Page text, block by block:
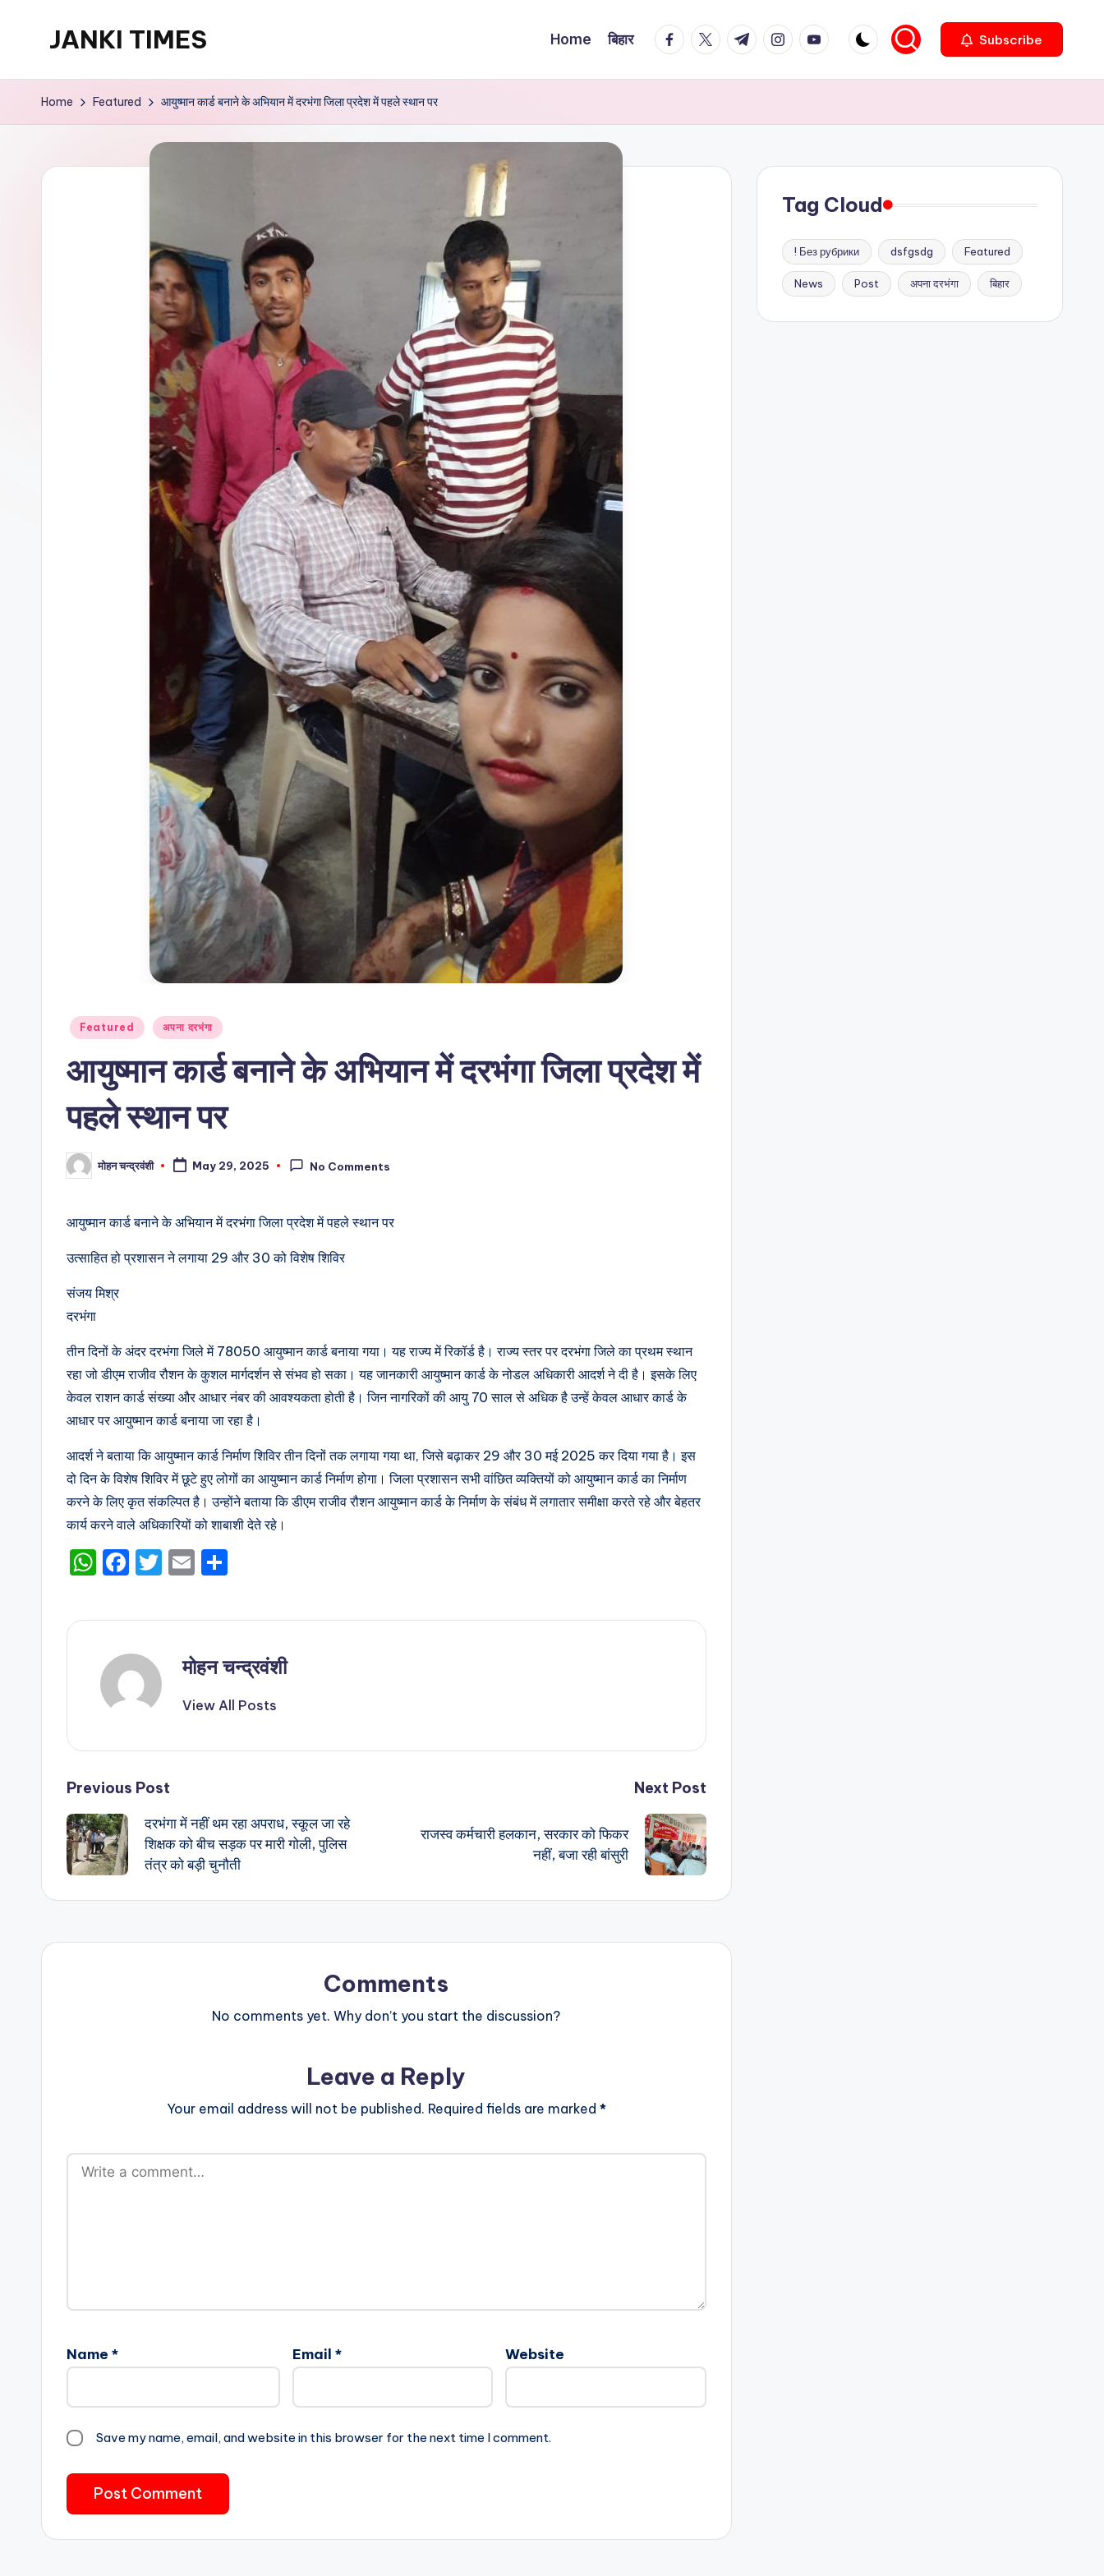
JANKI TIMES
Hindi
Portal
Home बिहार facebook.com
twitter.com
t.me instagram.com
youtube.com Subscribe
Home Featured आयुष्मान कार्ड बनाने के अभियान में दरभंगा जिला प्रदेश में पहले स्थान पर
Posted
Featured अपना दरभंगा
आयुष्मान कार्ड बनाने के अभियान में दरभंगा जिला प्रदेश में
पहले स्थान पर
Posted
by
मोहन चन्द्रवंशी May 29, 2025 No Comments
आयुष्मान कार्ड बनाने के अभियान में दरभंगा जिला प्रदेश में पहले स्थान पर
उत्साहित हो प्रशासन ने लगाया 29 और 30 को विशेष शिविर
संजय मिश्र
दरभंगा
तीन दिनों के अंदर दरभंगा जिले में 78050 आयुष्मान कार्ड बनाया गया। यह राज्य में रिकॉर्ड है। राज्य स्तर पर दरभंगा जिले का प्रथम स्थान
रहा जो डीएम राजीव रौशन के कुशल मार्गदर्शन से संभव हो सका। यह जानकारी आयुष्मान कार्ड के नोडल अधिकारी आदर्श ने दी है। इसके लिए
केवल राशन कार्ड संख्या और आधार नंबर की आवश्यकता होती है। जिन नागरिकों की आयु 70 साल से अधिक है उन्हें केवल आधार कार्ड के
आधार पर आयुष्मान कार्ड बनाया जा रहा है।
आदर्श ने बताया कि आयुष्मान कार्ड निर्माण शिविर तीन दिनों तक लगाया गया था, जिसे बढ़ाकर 29 और 30 मई 2025 कर दिया गया है। इस
दो दिन के विशेष शिविर में छूटे हुए लोगों का आयुष्मान कार्ड निर्माण होगा। जिला प्रशासन सभी वांछित व्यक्तियों को आयुष्मान कार्ड का निर्माण
करने के लिए कृत संकल्पित है। उन्होंने बताया कि डीएम राजीव रौशन आयुष्मान कार्ड के निर्माण के संबंध में लगातार समीक्षा करते रहे और बेहतर
कार्य करने वाले अधिकारियों को शाबाशी देते रहे।
W
a
A
p
F
c
b
o
k
T
it
E
ai ar
मोहन चन्द्रवंशी
View All Posts
Post
navigation
Previous Post
दरभंगा में नहीं थम रहा अपराध, स्कूल जा रहे
शिक्षक को बीच सड़क पर मारी गोली, पुलिस
तंत्र को बड़ी चुनौती
Next Post
राजस्व कर्मचारी हलकान, सरकार को फिकर
नहीं, बजा रही बांसुरी
Comments
No comments yet. Why don’t you start the discussion?
Leave a Reply
Your email address will not be published. Required fields are marked *
Name * Email * Website
Save my name, email, and website in this browser for the next time I comment.
Tag Cloud
! Без рубрики dsfgsdg Featured
News Post अपना दरभंगा बिहार